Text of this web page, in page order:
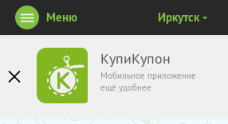
КупиКупон
Мобильное приложение
ещё удобнее
Меню Иркутск